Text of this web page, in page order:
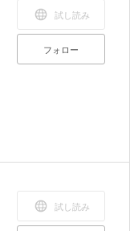
試し読み
フォロー
試し読み